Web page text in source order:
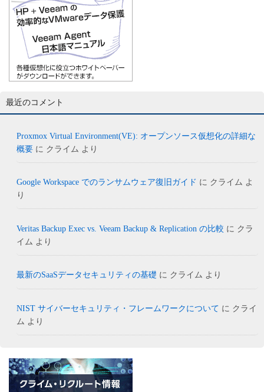
最近のコメント
Proxmox Virtual Environment(VE): オープンソース仮想化の詳細な
概要 に クライム より
Google Workspace でのランサムウェア復旧ガイド に クライム よ
り
Veritas Backup Exec vs. Veeam Backup & Replication の比較 に クラ
イム より
最新のSaaSデータセキュリティの基礎 に クライム より
NIST サイバーセキュリティ・フレームワークについて に クライ
ム より